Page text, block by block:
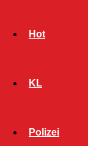
Hot
KL
Polizei